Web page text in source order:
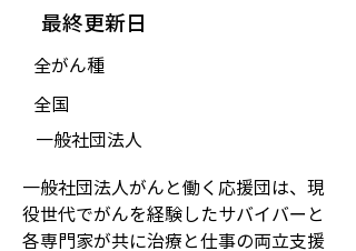
最終更新日
全がん種
全国
一般社団法人
一般社団法人がんと働く応援団は、現
役世代でがんを経験したサバイバーと
各専門家が共に治療と仕事の両立支援